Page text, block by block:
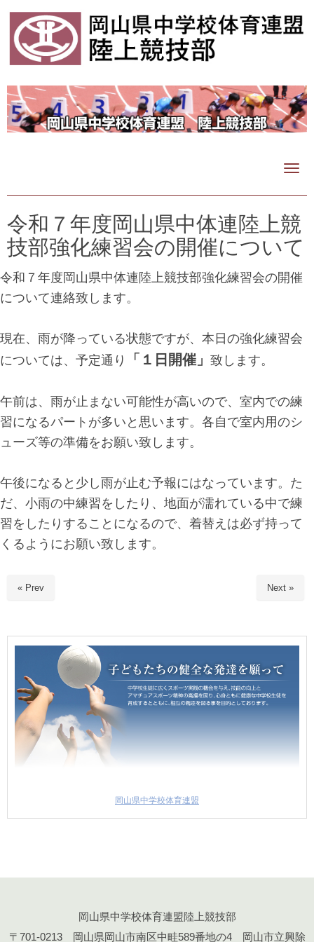
N
v
i
g
a
t
i
o
令和７年度岡山県中体連陸上競
技部強化練習会の開催について
令和７年度岡山県中体連陸上競技部強化練習会の開催
について連絡致します。
現在、雨が降っている状態ですが、本日の強化練習会
については、予定通り
「１日開催」 致します。
午前は、雨が止まない可能性が高いので、室内での練
習になるパートが多いと思います。各自で室内用のシ
ューズ等の準備をお願い致します。
午後になると少し雨が止む予報にはなっています。た
だ、小雨の中練習をしたり、地面が濡れている中で練
習をしたりすることになるので、着替えは必ず持って
くるようにお願い致します。
« Prev Next »
岡山県中学校体育連盟
岡山県中学校体育連盟陸上競技部
〒701-0213 岡山県岡山市南区中畦589番地の4 岡山市立興除